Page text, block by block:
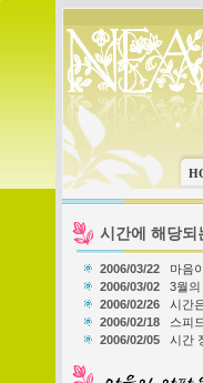
시간에 해당되
2006/03/22 마음
2006/03/02
3월의
2006/02/26
시간은
2006/02/18
스피
2006/02/05
시간